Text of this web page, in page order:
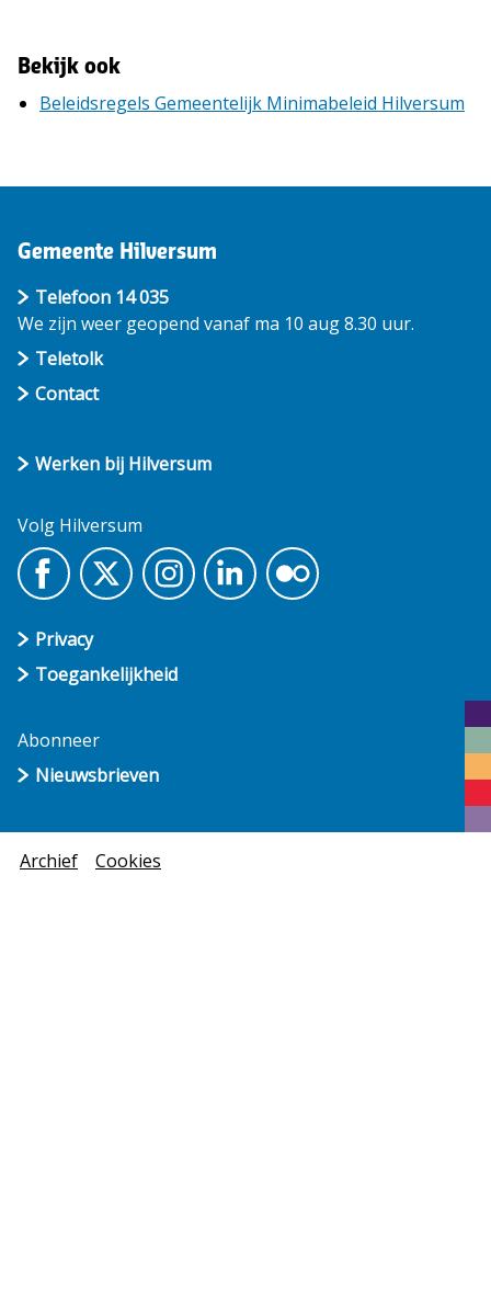
Bekijk ook
Beleidsregels Gemeentelijk Minimabeleid Hilversum
Gemeente Hilversum
Telefoon 14 035
We zijn weer geopend vanaf ma 10 aug 8.30 uur.
Teletolk
Contact
Werken bij Hilversum
Volg Hilversum
Privacy
Toegankelijkheid
Abonneer
Nieuwsbrieven
Archief Cookies